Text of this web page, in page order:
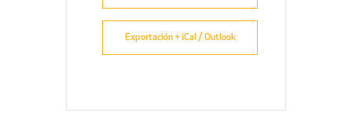
Exportación + iCal / Outlook